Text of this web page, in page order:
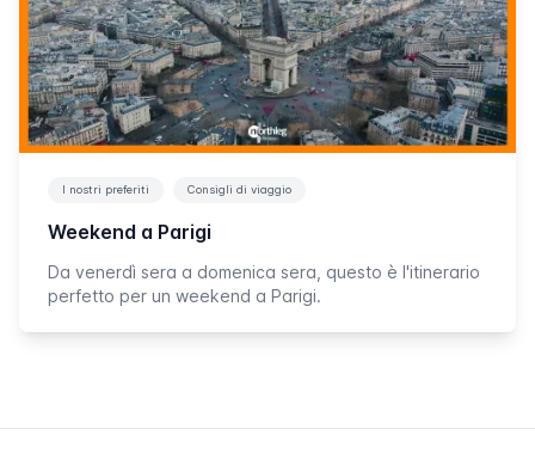
I nostri preferiti Consigli di viaggio
Weekend a Parigi
Da venerdì sera a domenica sera, questo è l'itinerario
perfetto per un weekend a Parigi.